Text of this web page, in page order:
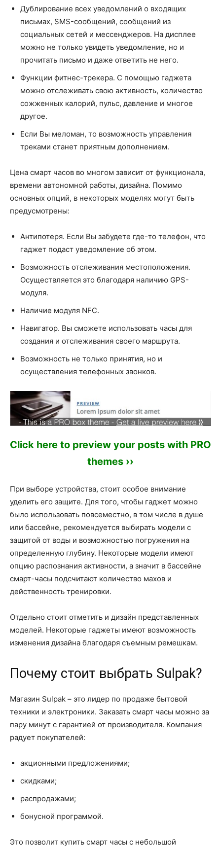
Дублирование всех уведомлений о входящих
письмах, SMS-сообщений, сообщений из
социальных сетей и мессенджеров. На дисплее
можно не только увидеть уведомление, но и
прочитать письмо и даже ответить не него.
Функции фитнес-трекера. С помощью гаджета
можно отслеживать свою активность, количество
сожженных калорий, пульс, давление и многое
другое.
Если Вы меломан, то возможность управления
треками станет приятным дополнением.
Цена смарт часов во многом зависит от функционала,
времени автономной работы, дизайна. Помимо
основных опций, в некоторых моделях могут быть
предусмотрены:
Антипотеря. Если Вы забудете где-то телефон, что
гаджет подаст уведомление об этом.
Возможность отслеживания местоположения.
Осуществляется это благодаря наличию GPS-
модуля.
Наличие модуля NFC.
Навигатор. Вы сможете использовать часы для
создания и отслеживания своего маршрута.
Возможность не только принятия, но и
осуществления телефонных звонков.
Click here to preview your posts with PRO
themes ››
При выборе устройства, стоит особое внимание
уделить его защите. Для того, чтобы гаджет можно
было использовать повсеместно, в том числе в душе
или бассейне, рекомендуется выбирать модели с
защитой от воды и возможностью погружения на
определенную глубину. Некоторые модели имеют
опцию распознания активности, а значит в бассейне
смарт-часы подсчитают количество махов и
действенность тренировки.
Отдельно стоит отметить и дизайн представленных
моделей. Некоторые гаджеты имеют возможность
изменения дизайна благодаря съемным ремешкам.
Почему стоит выбрать Sulpak?
Магазин Sulpak – это лидер по продаже бытовой
техники и электроники. Заказать смарт часы можно за
пару минут с гарантией от производителя. Компания
радует покупателей:
акционными предложениями;
скидками;
распродажами;
бонусной программой.
Это позволит купить смарт часы с небольшой